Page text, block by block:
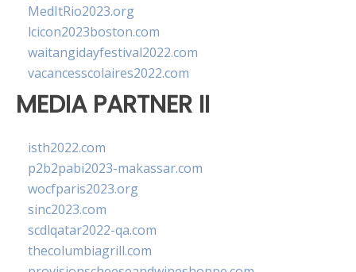
MedItRio2023.org
lcicon2023boston.com
waitangidayfestival2022.com
vacancesscolaires2022.com
MEDIA PARTNER II
isth2022.com
p2b2pabi2023-makassar.com
wocfparis2023.org
sinc2023.com
scdlqatar2022-qa.com
thecolumbiagrill.com